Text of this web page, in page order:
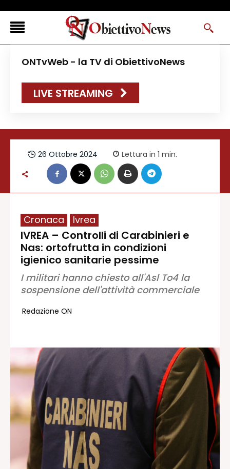
FLASH NEWS
NEWS DAL RESTO D’ITALIA
CANAVESELOCAL
PROMOREDAZIONALI
ONSTYLE MAGAZINE
Redazione
Contatti
Lavora con noi
Pubblicità
Autoregolamentazione per la
Privacy Policy
Condizioni di utilizzo
Normativa sul fact-checking
Normativa sulle correzioni
Normativa deontologica
ONTvWeb - la TV di ObiettivoNews
LIVE STREAMING
26 Ottobre 2024 Lettura in 1 min.
Cronaca Ivrea
IVREA – Controlli di Carabinieri e
Nas: ortofrutta in condizioni
igienico sanitarie pessime
I militari hanno chiesto all'Asl To4 la
sospensione dell'attività commerciale
Redazione ON